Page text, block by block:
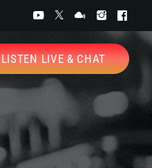
LISTEN LIVE & CHAT